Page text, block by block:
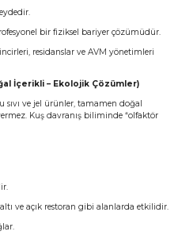
bir fiziksel bariyer çözümüdür.
residanslar ve AVM yönetimleri
İçerikli – Ekolojik Çözümler)
ve jel ürünler, tamamen doğal
Kuş davranış biliminde “olfaktör
ve açık restoran gibi alanlarda etkilidir.